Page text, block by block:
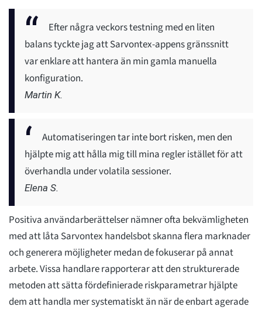
Efter några veckors testning med en liten
balans tyckte jag att Sarvontex-appens gränssnitt
var enklare att hantera än min gamla manuella
konfiguration.
Martin K.
Automatiseringen tar inte bort risken, men den
hjälpte mig att hålla mig till mina regler istället för att
överhandla under volatila sessioner.
Elena S.
Positiva användarberättelser nämner ofta bekvämligheten
med att låta Sarvontex handelsbot skanna flera marknader
och generera möjligheter medan de fokuserar på annat
arbete. Vissa handlare rapporterar att den strukturerade
metoden att sätta fördefinierade riskparametrar hjälpte
dem att handla mer systematiskt än när de enbart agerade